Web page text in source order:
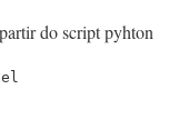
do script pyhton